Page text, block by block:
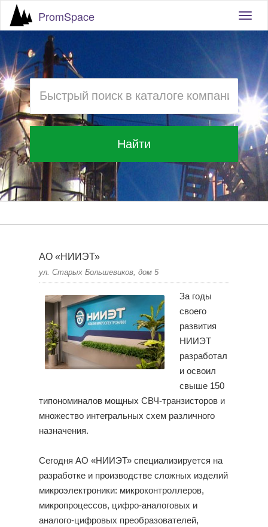
PromSpace
Найти
АО «НИИЭТ»
ул. Старых Большевиков, дом 5
За годы
своего
развития
НИИЭТ
разработал
и освоил
свыше 150
типономиналов мощных СВЧ-транзисторов и
множество интегральных схем различного
назначения.
Сегодня АО «НИИЭТ» специализируется на
разработке и производстве сложных изделий
микроэлектроники: микроконтроллеров,
микропроцессов, цифро-аналоговых и
аналого-цифровых преобразователей,